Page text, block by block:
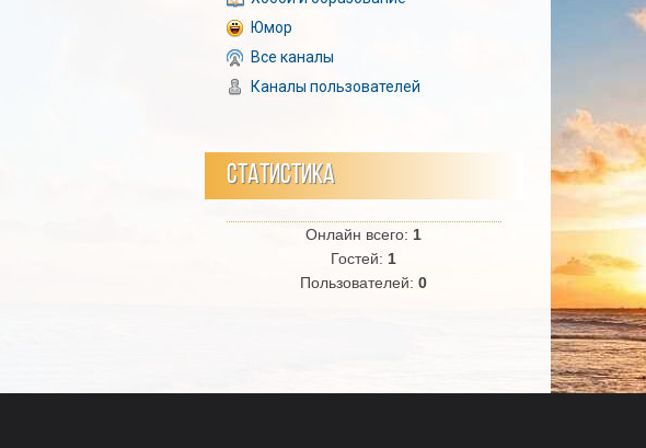
Юмор
Все каналы
Каналы пользователей
СТАТИСТИКА
Онлайн всего: 1
Гостей: 1
Пользователей:0